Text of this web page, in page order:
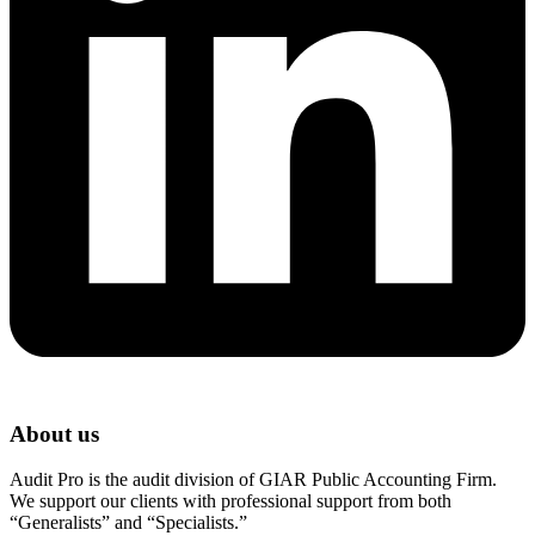
About us
Audit Pro is the audit division of GIAR Public Accounting Firm.
We support our clients with professional support from both
“Generalists” and “Specialists.”